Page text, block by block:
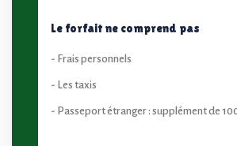
Le forfait ne comprend pas
- Frais personnels
- Les taxis
- Passeport étranger : supplément de